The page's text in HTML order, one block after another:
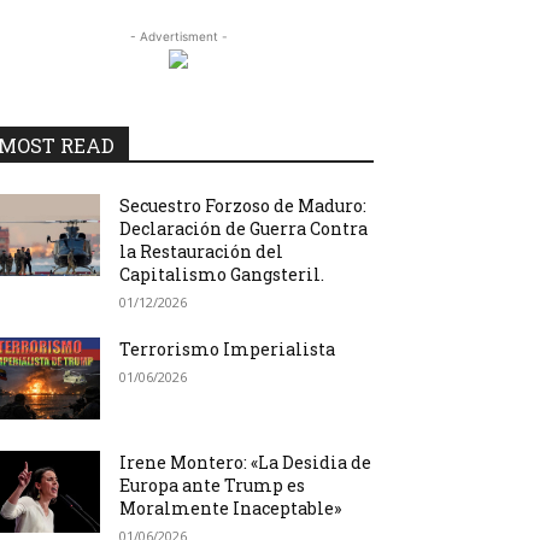
- Advertisment -
READ
Secuestro Forzoso de Maduro:
Declaración de Guerra Contra
la Restauración del
Capitalismo Gangsteril.
01/12/2026
Terrorismo Imperialista
01/06/2026
Irene Montero: «La Desidia de
Europa ante Trump es
Moralmente Inaceptable»
01/06/2026